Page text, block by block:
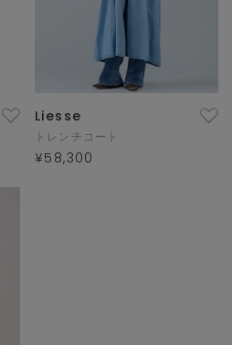
Liesse
トレンチコート
¥58,300